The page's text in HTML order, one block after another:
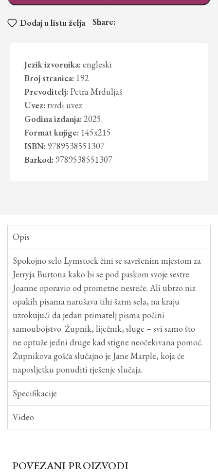
Dodaj u listu želja Share:
Jezik izvornika: engleski
Broj stranica: 192
Prevoditelj: Petra Mrduljaš
Uvez: tvrdi uvez
Godina izdanja: 2025.
Format knjige: 145x215
ISBN: 9789538551307
Barkod: 9789538551307
Opis
Spokojno selo Lymstock čini se savršenim mjestom za
Jerryja Burtona kako bi se pod paskom svoje sestre
Joanne oporavio od prometne nesreće. Ali ubrzo niz
opakih pisama narušava tihi šarm sela, na kraju
uzrokujući da jedan primatelj pisma počini
samoubojstvo. Župnik, liječnik, sluge – svi samo što
ne optuže jedni druge kad stigne neočekivana pomoć.
Župnikova gošća slučajno je Jane Marple, koja će
naposljetku ponuditi rješenje slučaja.
Specifikacije
Video
POVEZANI PROIZVODI